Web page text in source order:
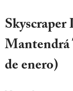
Mantendrá
de enero)